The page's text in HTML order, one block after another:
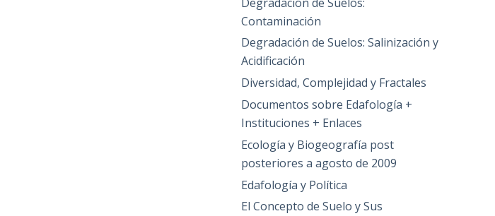
Contaminación
Degradación de Suelos: Salinización y
Acidificación
Diversidad, Complejidad y Fractales
Documentos sobre Edafología +
Instituciones + Enlaces
Ecología y Biogeografía post
posteriores a agosto de 2009
Edafología y Política
El Concepto de Suelo y Sus